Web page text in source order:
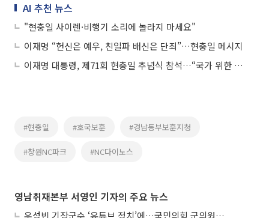
AI 추천 뉴스
"현충일 사이렌·비행기 소리에 놀라지 마세요"
이재명 “헌신은 예우, 친일파 배신은 단죄”…현충일 메시지
이재명 대통령, 제71회 현충일 추념식 참석…“국가 위한 희생 기억”
#현충일 #호국보훈 #경남동부보훈지청
#창원NC파크 #NC다이노스
영남취재본부 서영인 기자의 주요 뉴스
우성빈 기장군수 ‘유튜브 정치’에…국민의힘 군의원들 집단 반발